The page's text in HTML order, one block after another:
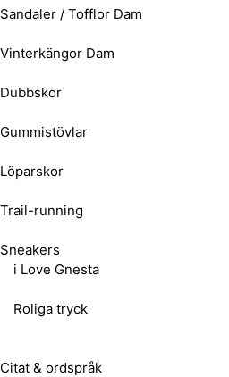
Sandaler / Tofflor Dam
Vinterkängor Dam
Dubbskor
Gummistövlar
Löparskor
Trail-running
Sneakers
i Love Gnesta
Roliga tryck
Citat & ordspråk